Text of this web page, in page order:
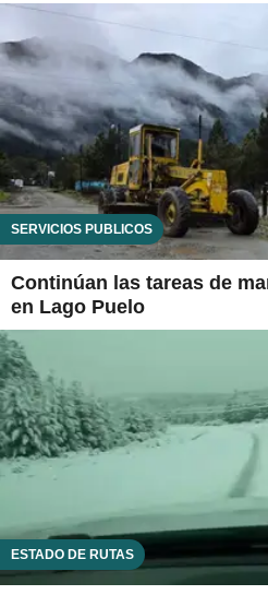
SERVICIOS PÚBLICOS
Continúan las tareas de
en Lago Puelo
ESTADO DE RUTAS